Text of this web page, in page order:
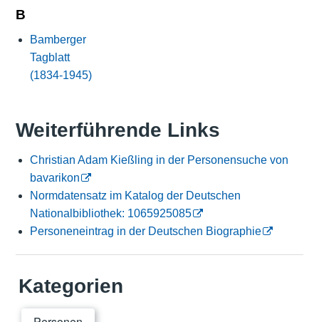
B
Bamberger
Tagblatt
(1834-1945)
Weiterführende Links
Christian Adam Kießling in der Personensuche von
bavarikon
Normdatensatz im Katalog der Deutschen
Nationalbibliothek: 1065925085
Personeneintrag in der Deutschen Biographie
Kategorien